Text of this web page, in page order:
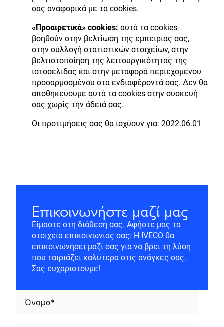
σας αναφορικά με τα cookies.
«Προαιρετικά» cookies: αυτά τα cookies
βοηθούν στην βελτίωση της εμπειρίας σας,
στην συλλογή στατιστικών στοιχείων, στην
βελτιστοποίηση της λειτουργικότητας της
ιστοσελίδας και στην μεταφορά περιεχομένου
προσαρμοσμένου στα ενδιαφέροντά σας. Δεν θα
αποθηκεύουμε αυτά τα cookies στην συσκευή
σας χωρίς την άδειά σας.
Οι προτιμήσεις σας θα ισχύουν για: 2022.06.01
Επικοινωνήστε μαζί μας
Είμαστε στη διάθεσή σας. Αφήστε μας τα
στοιχεία επικοινωνίας σας: Η IVECO θα
επικοινωνήσει μαζί σας για να βρει τη λύση
που ταιριάζει καλύτερα στις ανάγκες σας.
Σας ευχαριστούμε!